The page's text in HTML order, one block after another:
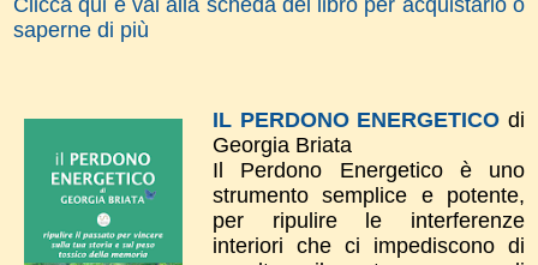
saperne di più
IL PERDONO ENERGETICO di
Georgia Briata
Il Perdono Energetico è uno
strumento semplice e potente,
per ripulire le interferenze
interiori che ci impediscono di